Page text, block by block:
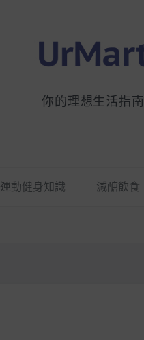
你的理想生活指南
運動健身知識 減醣飲食